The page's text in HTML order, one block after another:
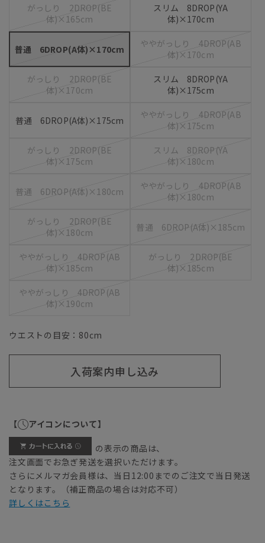
がっしり 2DROP(BE
体)×165cm
スリム 8DROP(YA
体)×170cm
普通 6DROP(A体)×170cm
ややがっしり 4DROP(AB
体)×170cm
がっしり 2DROP(BE
体)×170cm
スリム 8DROP(YA
体)×175cm
普通 6DROP(A体)×175cm
ややがっしり 4DROP(AB
体)×175cm
がっしり 2DROP(BE
体)×175cm
スリム 8DROP(YA
体)×180cm
普通 6DROP(A体)×180cm
ややがっしり 4DROP(AB
体)×180cm
がっしり 2DROP(BE
体)×180cm
普通 6DROP(A体)×185cm
ややがっしり 4DROP(AB
体)×185cm
がっしり 2DROP(BE
体)×185cm
ややがっしり 4DROP(AB
体)×190cm
ウエストの目安： 80cm
入荷案内申し込み
【 アイコンについて】
の表示の商品は、
注文画面でお急ぎ発送を選択いただけます。
さらにメルマガ会員様は、当日12:00までのご注文で当日発送
となります。（補正商品の場合は対応不可）
詳しくはこちら